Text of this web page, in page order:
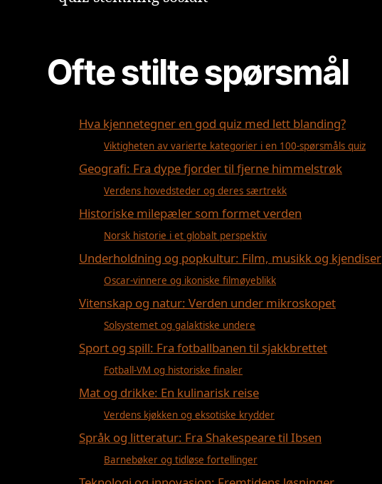
Ofte stilte spørsmål
Hva kjennetegner en god quiz med lett blanding?
Viktigheten av varierte kategorier i en 100-spørsmåls quiz
Geografi: Fra dype fjorder til fjerne himmelstrøk
Verdens hovedsteder og deres særtrekk
Historiske milepæler som formet verden
Norsk historie i et globalt perspektiv
Underholdning og popkultur: Film, musikk og kjendiser
Oscar-vinnere og ikoniske filmøyeblikk
Vitenskap og natur: Verden under mikroskopet
Solsystemet og galaktiske undere
Sport og spill: Fra fotballbanen til sjakkbrettet
Fotball-VM og historiske finaler
Mat og drikke: En kulinarisk reise
Verdens kjøkken og eksotiske krydder
Språk og litteratur: Fra Shakespeare til Ibsen
Barnebøker og tidløse fortellinger